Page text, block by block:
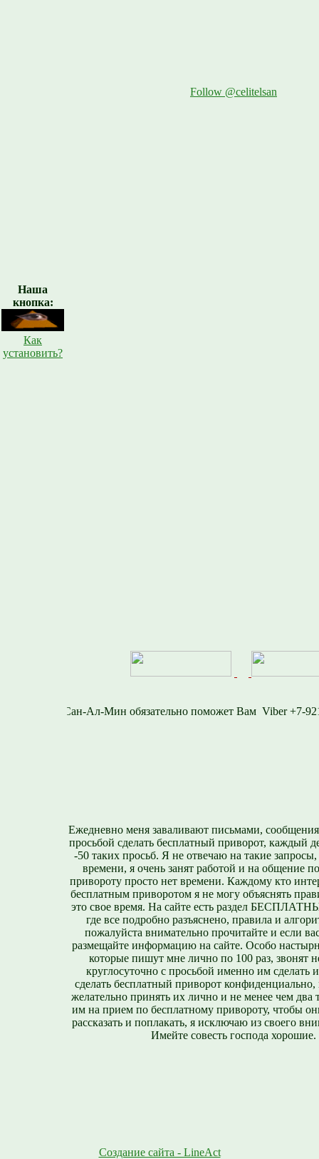
Наша
кнопка:
Как
установить?
Follow @celitelsan
716-1577 Viber
Ежедневно меня заваливают письмами,
просьбой сделать бесплатный приворот, каждый
-50 таких просьб. Я не отвечаю на такие
времени, я очень занят работой и на общение
привороту просто нет времени. Каждому кто
бесплатным приворотом я не могу объяснять
это свое время. На сайте есть раздел
где все подробно разъяснено, правила и
пожалуйста внимательно прочитайте и если
размещайте информацию на сайте. Особо
которые пишут мне лично по 100 раз, звонят
круглосуточно с просьбой именно им сделать
сделать бесплатный приворот конфиденциально,
желательно принять их лично и не менее чем два
им на прием по бесплатному привороту, чтобы
рассказать и поплакать, я исключаю из своего
Имейте совесть господа хорошие.
Создание сайта - LineAct